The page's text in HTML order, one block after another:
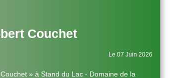
Couchet
Le 07 Juin 2026
» à Stand du Lac - Domaine de la